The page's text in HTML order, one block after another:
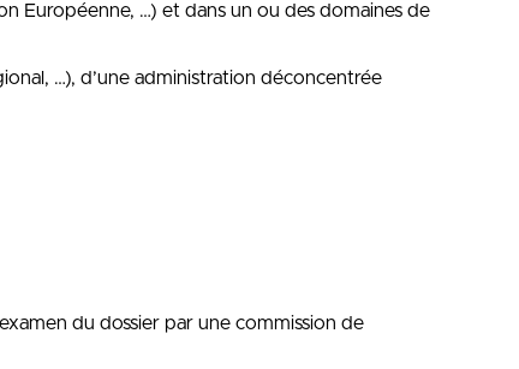
Européenne, …) et dans un ou des domaines de
…), d’une administration déconcentrée
du dossier par une commission de